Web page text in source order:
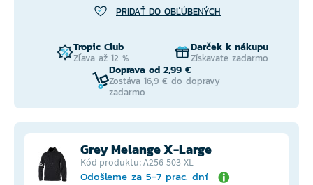
PRIDAŤ DO OBĽÚBENÝCH
Tropic Club
Zľava až 12 %
Darček k nákupu
Získavate zadarmo
Doprava od 2,99 €
Zostáva 16,9 € do dopravy
zadarmo
Grey Melange X-Large
Kód produktu: A256-503-XL
Odošleme za 5-7 prac. dní